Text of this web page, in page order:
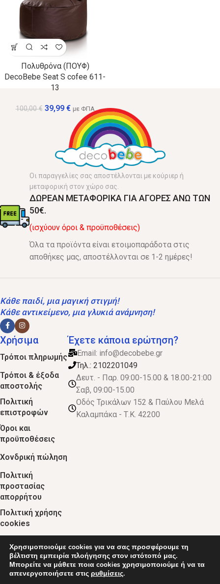
Πολυθρόνα (ΠΟΥΦ)
DecoBebe Seat S cofee 611-
13
100,00€ 39,99 € με ΦΠΑ
Οι παραγγελίες σας αποστέλλονται με κούριερ ή
μεταφορική στον χώρο σας.
ΔΩΡΕΑΝ ΜΕΤΑΦΟΡΙΚΑ ΓΙΑ ΑΓΟΡΕΣ ΑΝΩ ΤΩΝ
50€.
(ισχύουν όροι & προϋποθέσεις)
Όλα τα προϊόντα είναι ετοιμοπαράδοτα στις
αποθήκες μας, αποστέλλονται σε 1-2 ημέρες!
Κάθε παιδί, μια μαγική στιγμή!
Κάθε αντικείμενο, μια γλυκιά ανάμνηση!
Χρήσιμα
Τρόποι πληρωμής
Τρόποι & έξοδα
αποστολής
Πολιτική
επιστροφών
Όροι και
προϋποθέσεις
Χονδρική πώληση
Πολιτική
προστασίας
απορρήτου
Πολιτική χρήσης
cookies
Έχετε κάποια ερώτηση?
Email: info@decobebe.gr
Τηλ.: 2102201049
Δευτ. - Παρ. 09:00-15.00 & 18.00-21:00
Σαβ, 09:00-15.00
Οδός Τρικάλων 152 & Παύλου Μελά
Καλαμπάκα - Τ.Κ. 42200
© 2024 :: decobebe.gr
Χρησιμοποιούμε cookies για να σας προσφέρουμε τη
βέλτιστη εμπειρία πλοήγησης στον ιστότοπό μας.
Μπορείτε να μάθετε ποια cookies χρησιμοποιούμε ή να τα
απενεργοποιήσετε στις ρυθμίσεις.